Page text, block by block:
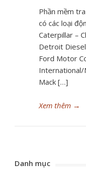
Phần mềm
có các loại
Caterpillar –
Detroit
Ford Motor
International/
Mack […]
Xem thêm →
Danh mục